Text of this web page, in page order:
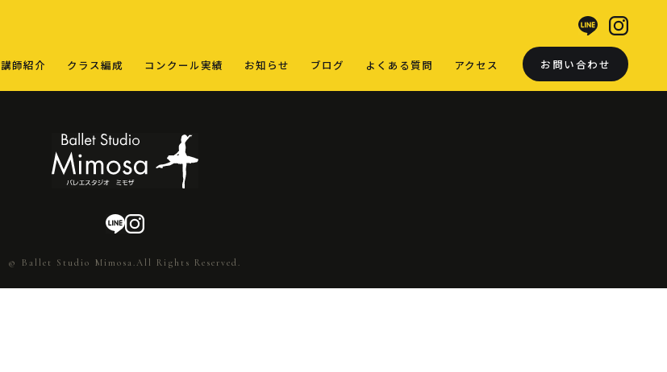
講師紹介 クラス編成 コンクール実績 お知らせ ブログ よくある質問 アクセス お問い合わせ
© Ballet Studio Mimosa.All Rights Reserved.